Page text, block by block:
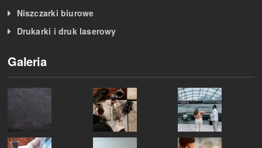
Niszczarki biurowe
Drukarki i druk laserowy
Galeria